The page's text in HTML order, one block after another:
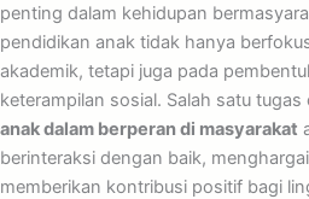
penting dalam kehidupan
pendidikan anak tidak hanya
akademik, tetapi juga pada
keterampilan sosial. Salah satu tugas
anak dalam berperan di masyarakat
berinteraksi dengan baik,
memberikan kontribusi positif bagi